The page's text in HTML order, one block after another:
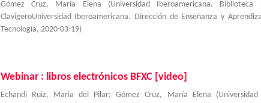
Gómez Cruz, María Elena (Universidad Iberoamericana. Biblioteca
ClavigeroUniversidad Iberoamericana. Dirección de Enseñanza y
Tecnología, 2020-03-19)
Webinar : libros electrónicos BFXC [video]
Echandi Ruiz, Maria del Pilar;Gómez Cruz, María Elena (